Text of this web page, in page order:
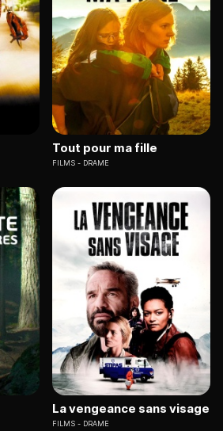
Tout pour ma fille
FILMS DRAME
La vengeance sans visage
FILMS DRAME